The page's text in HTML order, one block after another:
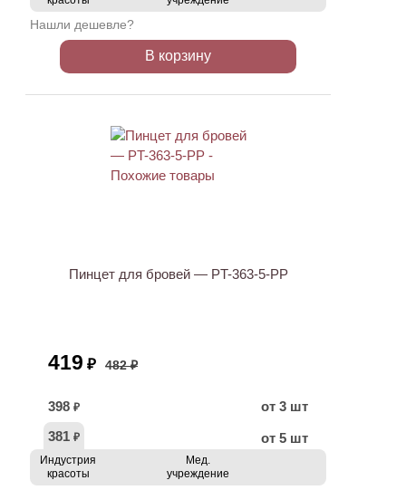
Нашли дешевле?
В корзину
Пинцет для бровей — PT-363-5-PP
419 ₽ 482 ₽
398 ₽
от 3 шт
381 ₽ от 5 шт
Индустрия
красоты
Мед.
учреждение